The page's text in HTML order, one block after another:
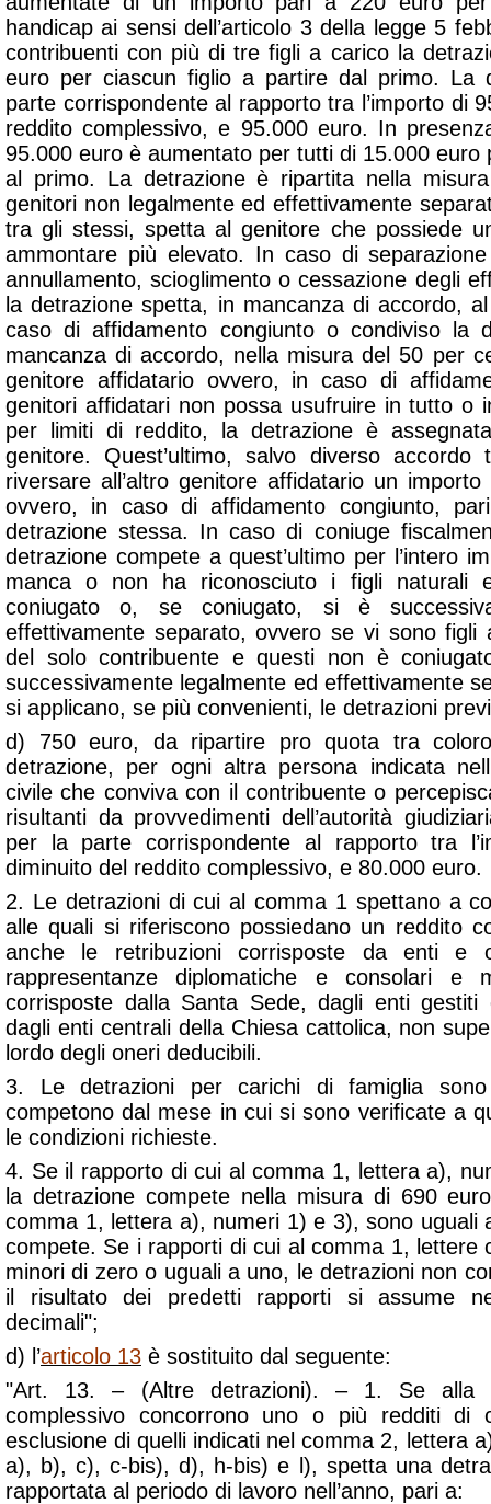
handicap ai sensi dell’articolo 3 della legge 5
contribuenti con più di tre figli a carico la
euro per ciascun figlio a partire dal primo. La
parte corrispondente al rapporto tra l’importo di
reddito complessivo, e 95.000 euro. In
95.000 euro è aumentato per tutti di 15.000 euro
al primo. La detrazione è ripartita nella
genitori non legalmente ed effettivamente
tra gli stessi, spetta al genitore che possiede
ammontare più elevato. In caso di
annullamento, scioglimento o cessazione degli
la detrazione spetta, in mancanza di accordo,
caso di affidamento congiunto o condiviso la
mancanza di accordo, nella misura del 50 per
genitore affidatario ovvero, in caso di
genitori affidatari non possa usufruire in tutto o
per limiti di reddito, la detrazione è
genitore. Quest’ultimo, salvo diverso
riversare all’altro genitore affidatario un importo
ovvero, in caso di affidamento congiunto,
detrazione stessa. In caso di coniuge
detrazione compete a quest’ultimo per l’intero
manca o non ha riconosciuto i figli naturali
coniugato o, se coniugato, si è
effettivamente separato, ovvero se vi sono figli
del solo contribuente e questi non è
successivamente legalmente ed effettivamente
si applicano, se più convenienti, le detrazioni
d) 750 euro, da ripartire pro quota tra
detrazione, per ogni altra persona indicata
civileche conviva con il contribuente o
risultanti da provvedimenti dell’autorità
per la parte corrispondente al rapporto tra
diminuito del reddito complessivo, e 80.000 euro.
2. Le detrazioni di cui al comma 1 spettano a
alle quali si riferiscono possiedano un reddito
anche le retribuzioni corrisposte da enti e
rappresentanze diplomatiche e consolari e
corrisposte dalla Santa Sede, dagli enti
dagli enti centrali della Chiesa cattolica, non
lordo degli oneri deducibili.
3. Le detrazioni per carichi di famiglia
competono dal mese in cui si sono verificate a
le condizioni richieste.
4. Se il rapporto di cui al comma 1, lettera a),
la detrazione compete nella misura di 690
comma 1, lettera a), numeri 1) e 3), sono uguali
compete. Se i rapporti di cui al comma 1, lettere
minori di zero o uguali a uno, le detrazioni non
il risultato dei predetti rapporti si assume
decimali";
d) l’articolo 13 è sostituito dal seguente:
"Art. 13. – (Altre detrazioni). – 1. Se alla
complessivo concorrono uno o più redditi di
esclusione di quelli indicati nel comma 2, lettera
a), b), c), c-bis), d), h-bis) e l), spetta una
rapportata al periodo di lavoro nell’anno, pari a: